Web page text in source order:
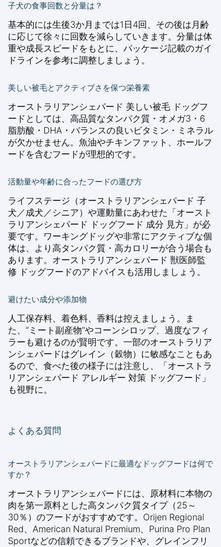
子犬の食事回数と分量は？
基本的には生後3か月までは1日4回、その後は月齢
に応じて徐々に回数を減らしていきます。分量は体
重や成長スピードをもとに、パッケージ記載のガイ
ドラインを参考に調整しましょう。
美しい被毛とアクティブさを保つ栄養素
オーストラリアンシェパード 美しい被毛 ドッグフ
ードとしては、高品質なタンパク質・オメガ3・6
脂肪酸・DHA・バランスの良いビタミン・ミネラル
が欠かせません。魚油やチキンファット、ホールフ
ードを含むフードが理想的です。
活動量や年齢に合ったフードの選び方
ライフステージ（オーストラリアンシェパード 子
犬／成犬／シニア）や運動量にあわせた「オースト
ラリアンシェパード ドッグフード 成分 見方」が必
要です。ワーキングドッグや非常にアクティブな個
体は、より高タンパク質・高カロリーが合う場合も
あります。オーストラリアンシェパード 獣医師監
修 ドッグフードのアドバイスも活用しましょう。
避けたい成分や添加物
人工保存料、着色料、香料は控えましょう。ま
た、“ミート副産物”やコーンシロップ、過度なフィ
ラーも避けるのが賢明です。一部のオーストラリア
ンシェパードはグレイン（穀物）に敏感なこともあ
るので、食べた後の様子には注意し、「オーストラ
リアンシェパード アレルギー 対策 ドッグフード」
も視野に。
よくある質問
オーストラリアンシェパードに最適なドッグフードは何で
すか？
オーストラリアンシェパードには、原材料に本物の
肉を第一原料とした高タンパク質タイプ（25～
30％）のフードがおすすめです。Orijen Regional
Red、American Natural Premium、Purina Pro Plan
Sportなどの信頼できるブランドや、グレインフリ